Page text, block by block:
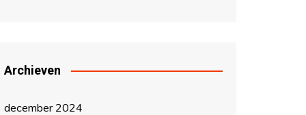
Archieven
december 2024